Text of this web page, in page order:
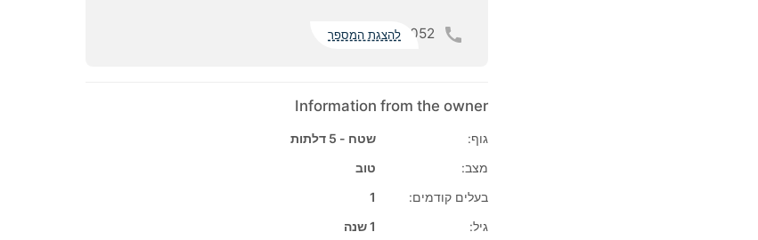
052 להצגת המספר
Information from the owner
גוף:
שטח - 5 דלתות
מצב:
טוב
בעלים קודמים:
1
גיל:
1 שנה